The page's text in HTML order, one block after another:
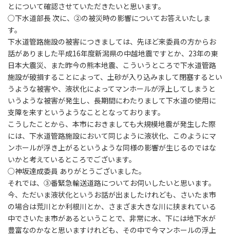
とについて確認させていただきたいと思います。
○下水道部長 次に、②の被災時の影響についてお答えいたしま
す。
下水道管路施設の被害につきましては、先ほど来委員の方からお
話がありました平成16年度新潟県の中越地震ですとか、23年の東
日本大震災、また昨今の熊本地震、こういうところで下水道管路
施設が破損することによって、土砂が入り込みまして閉塞するとい
うような被害や、液状化によってマンホールが浮上してしまうと
いうような被害が発生し、長期間にわたりまして下水道の使用に
支障を来すというようなこととなっております。
こうしたことから、本市におきましても大規模地震が発生した際
には、下水道管路施設において同じように液状化、このようにマ
ンホールが浮き上がるというような同様の影響が生じるのではな
いかと考えているところでございます。
○神坂達成委員 ありがとうございました。
それでは、③番緊急輸送道路についてお伺いしたいと思います。
今、ただいま液状化というお話が出ましたけれども、さいたま市
の場合は荒川とか利根川とか、さまざま大きな川に挟まれている
中でさいたま市があるということで、非常に水、下には地下水が
豊富なのかなと思いますけれども、その中で今マンホールの浮上